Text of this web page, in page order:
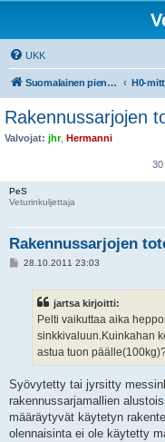
UKK
Suomalainen pienoisrautatiefoorumi
Rakennussarjojen
Valvojat: jhr, Hermanni
30
PeS
Veturinkuljettaja
Rakennussarjojen
V28.10.2011 23:03
jartsa kirjoitti:
Pelti vaikuttaa aika
sinkkivaluun.Kuinkahan
astua tuon
Syövytetty tai jyrsitty
rakennussarjamallien
määräytyvät käytetyn
olennaisinta ei ole käytetty